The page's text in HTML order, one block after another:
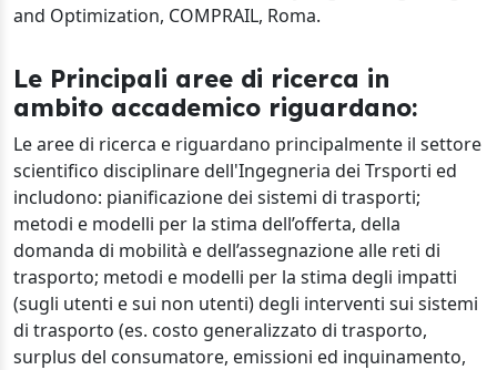
and Optimization, COMPRAIL, Roma.
Le Principali aree di ricerca in
ambito accademico riguardano:
Le aree di ricerca e riguardano principalmente il settore
scientifico disciplinare dell'Ingegneria dei Trsporti ed
includono: pianificazione dei sistemi di trasporti;
metodi e modelli per la stima dell’offerta, della
domanda di mobilità e dell’assegnazione alle reti di
trasporto; metodi e modelli per la stima degli impatti
(sugli utenti e sui non utenti) degli interventi sui sistemi
di trasporto (es. costo generalizzato di trasporto,
surplus del consumatore, emissioni ed inquinamento,